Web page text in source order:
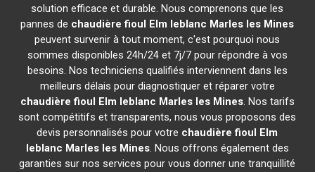
solution efficace et durable. Nous comprenons que les
pannes de chaudière fioul Elm leblanc Marles les Mines
peuvent survenir à tout moment, c'est pourquoi nous
sommes disponibles 24h/24 et 7j/7 pour répondre à vos
besoins. Nos techniciens qualifiés interviennent dans les
meilleurs délais pour diagnostiquer et réparer votre
chaudière fioul Elm leblanc Marles les Mines. Nos tarifs
sont compétitifs et transparents, nous vous proposons des
devis personnalisés pour votre chaudière fioul Elm
leblanc Marles les Mines. Nous offrons également des
garanties sur nos services pour vous donner une tranquillité